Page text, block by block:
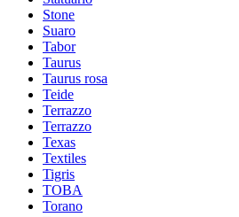
Stone
Suaro
Tabor
Taurus
Taurus rosa
Teide
Terrazzo
Terrazzo
Texas
Textiles
Tigris
TOBA
Torano